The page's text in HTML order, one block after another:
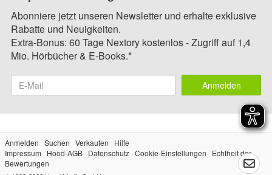
Abonniere jetzt unseren Newsletter und erhalte exklusive
Rabatte und Neuigkeiten.
Extra-Bonus: 60 Tage Nextory kostenlos - Zugriff auf 1,4
Mio. Hörbücher & E-Books.*
Anmelden
Anmelden Suchen Verkaufen
Hilfe
Impressum
Hood-AGB Datenschutz Cookie-Einstellungen
Echtheit der
Bewertungen